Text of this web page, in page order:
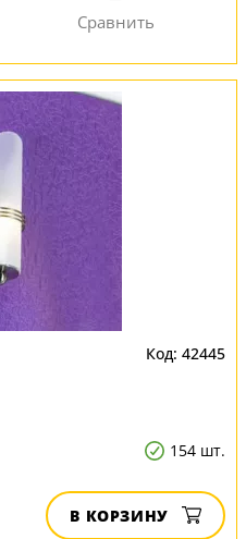
42445
154 шт.
В КОРЗИНУ